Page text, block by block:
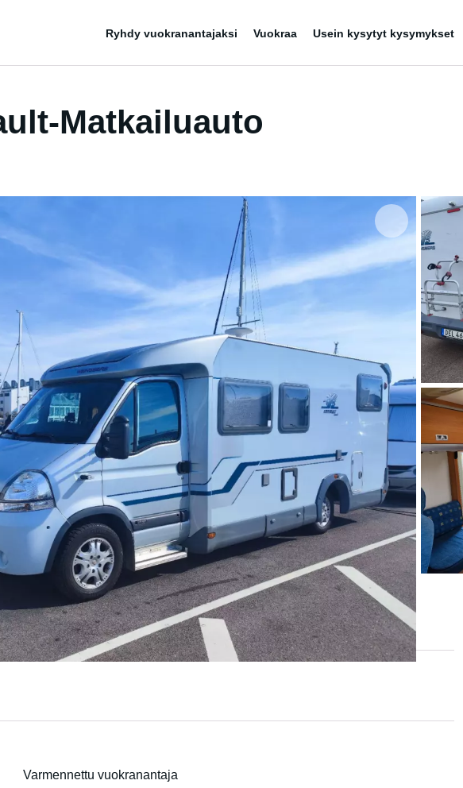
Ryhdy vuokranantajaksi Vuokraa Usein kysytyt kysymykset
Matkailuauto
Varmennettu vuokranantaja